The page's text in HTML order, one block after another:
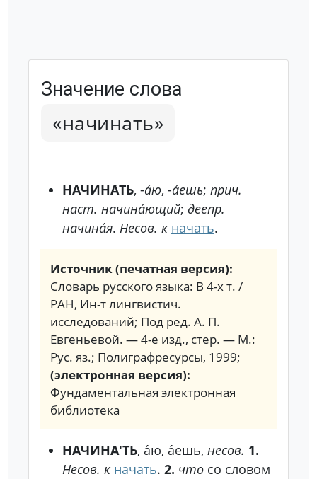
Значение слова
«начинать»
НАЧИНА́ТЬ, -а́ю, -а́ешь; прич.
наст. начина́ющий; деепр.
начина́я. Несов. к начать.
Источник (печатная версия):
Словарь русского языка: В 4-х т. /
РАН, Ин-т лингвистич.
исследований; Под ред. А. П.
Евгеньевой. — 4-е изд., стер. — М.:
Рус. яз.; Полиграфресурсы, 1999;
(электронная версия):
Фундаментальная электронная
библиотека
НАЧИНА'ТЬ, а́ю, а́ешь, несов. 1.
Несов. к начать. 2. что со словом